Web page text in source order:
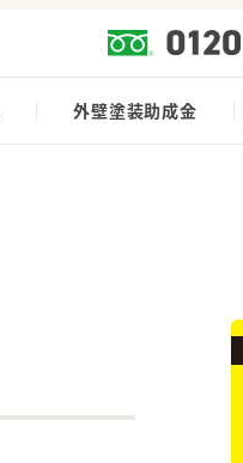
外壁塗装助成金